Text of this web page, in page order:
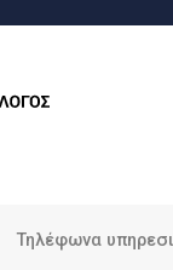
Τηλέφωνα